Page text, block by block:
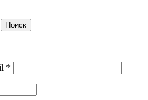
Поиск
*